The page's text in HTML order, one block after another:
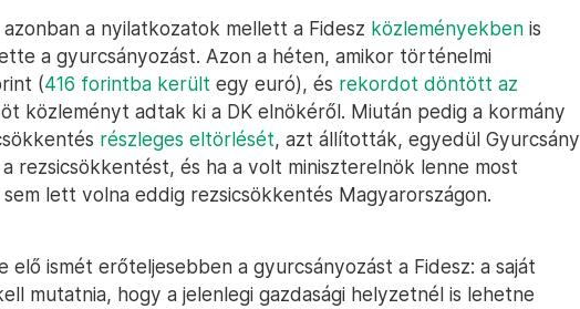
a nyilatkozatok mellett a Fidesz közleményekben is
a gyurcsányozást. Azon a héten, amikor történelmi
(416 forintba került egy euró), és rekordot döntött az
közleményt adtak ki a DK elnökéről. Miután pedig a kormány
részleges eltörlését, azt állították, egyedül Gyurcsány
rezsicsökkentést, és ha a volt miniszterelnök lenne most
lett volna eddig rezsicsökkentés Magyarországon.
ismét erőteljesebben a gyurcsányozást a Fidesz: a saját
mutatnia, hogy a jelenlegi gazdasági helyzetnél is lehetne